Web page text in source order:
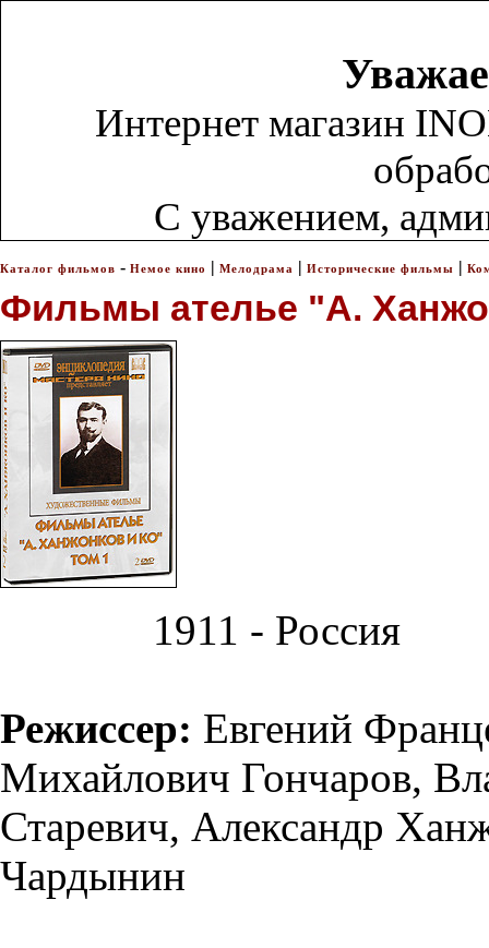
Интернет магазин
С уважением,
Каталог фильмов - Немое кино | Мелодрама | Исторические фильмы |
Фильмы ателье "А.
1911 - Россия
Режиссер: Евгений
Михайлович Гончаров,
Старевич, Александр
Чардынин